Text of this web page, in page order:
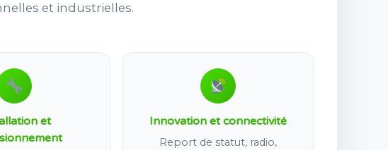
et industrielles.
et
Innovation et connectivité
Report de statut, radio,